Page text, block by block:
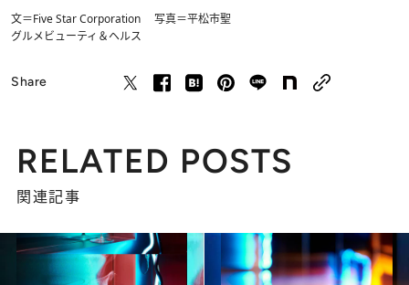
文＝Five Star Corporation 写真＝平松市聖
グルメビューティ＆ヘルス
Share
RELATED POSTS
関連記事